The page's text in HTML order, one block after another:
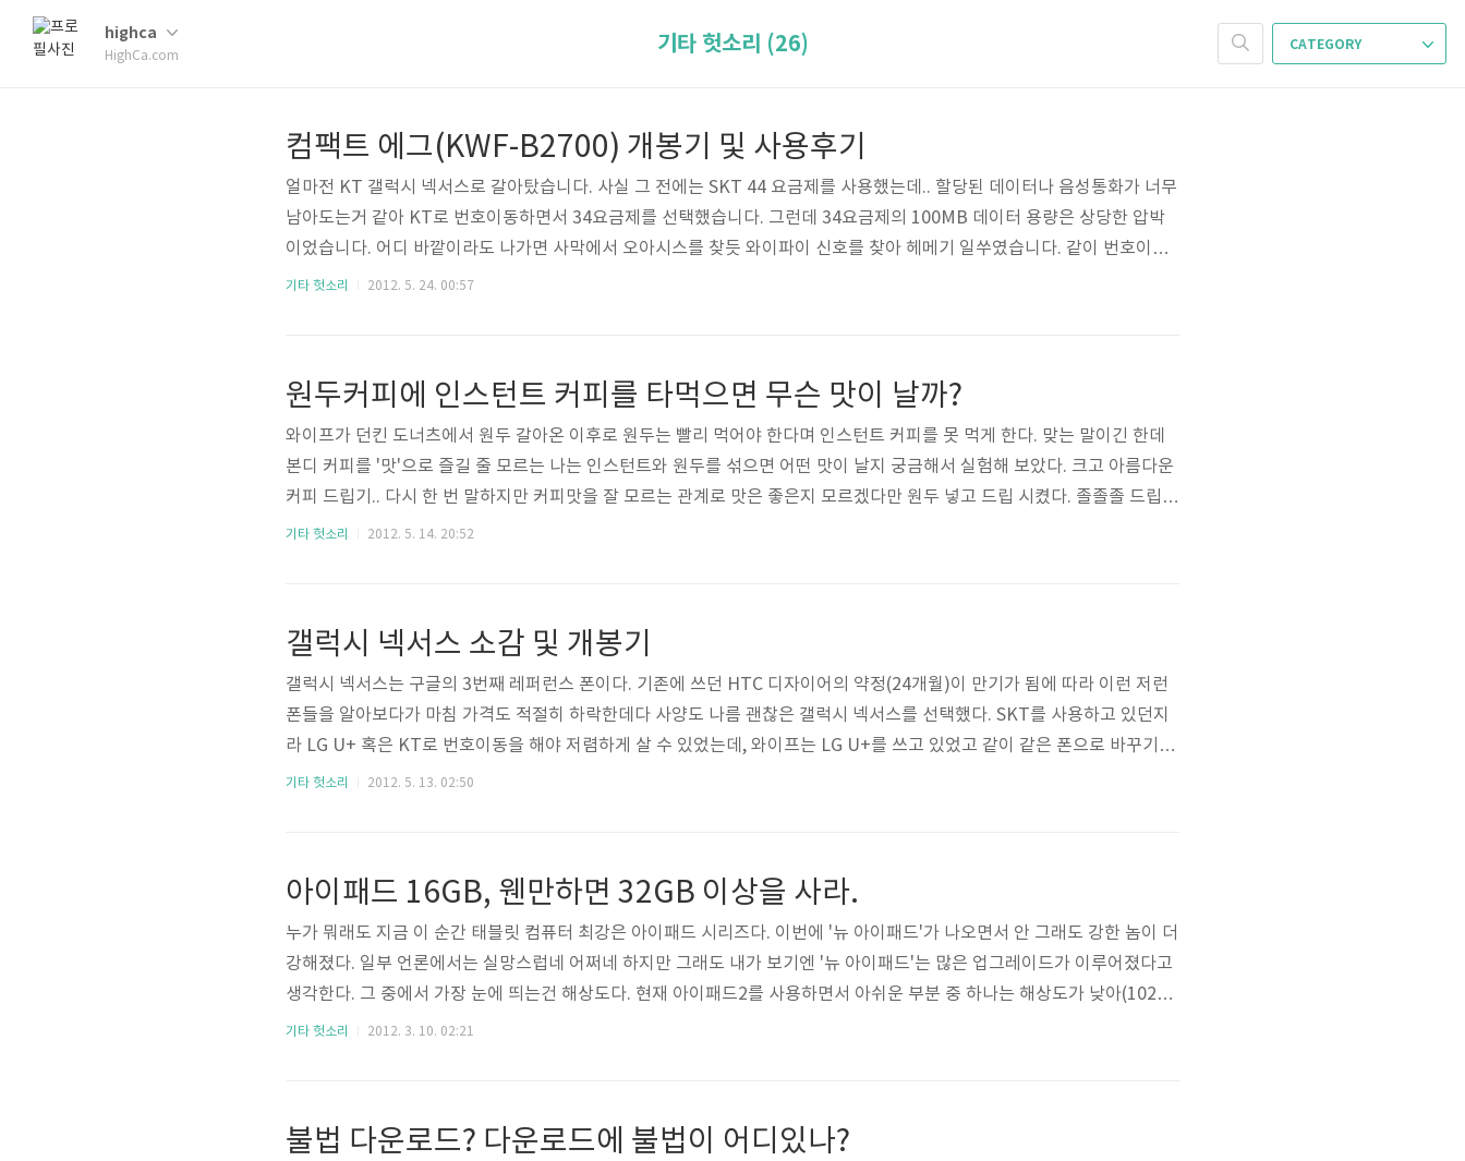
highca
HighCa.com
CATEGORY
기타 헛소리 (26)
컴팩트 에그(KWF-B2700) 개봉기 및 사용후기
얼마전 KT 갤럭시 넥서스로 갈아탔습니다. 사실 그 전에는 SKT 44 요금제를 사용했는데.. 할당된 데이터나 음성통화가 너무
남아도는거 같아 KT로 번호이동하면서 34요금제를 선택했습니다. 그런데 34요금제의 100MB 데이터 용량은 상당한 압박
이었습니다. 어디 바깥이라도 나가면 사막에서 오아시스를 찾듯 와이파이 신호를 찾아 헤메기 일쑤였습니다. 같이 번호이동
한 와이프 역시 사정은 마찬가지였습니다. 그래서 44 요금제로 바꿀까 하는 생각도 했지만, 두 사람이 모두 바꾸면 2만원 가
기타 헛소리 2012. 5. 24. 00:57
원두커피에 인스턴트 커피를 타먹으면 무슨 맛이 날까?
와이프가 던킨 도너츠에서 원두 갈아온 이후로 원두는 빨리 먹어야 한다며 인스턴트 커피를 못 먹게 한다. 맞는 말이긴 한데
본디 커피를 '맛'으로 즐길 줄 모르는 나는 인스턴트와 원두를 섞으면 어떤 맛이 날지 궁금해서 실험해 보았다. 크고 아름다운
커피 드립기.. 다시 한 번 말하지만 커피맛을 잘 모르는 관계로 맛은 좋은지 모르겠다만 원두 넣고 드립 시켰다. 졸졸졸 드립
중.. 그리고 넣을 인스턴트 커피는 요즘 김태희가 광고하는 바로 그 것.. (카제인 나트륨 드립으로 논란의 대상이 됐던 그 제품
기타 헛소리 2012. 5. 14. 20:52
갤럭시 넥서스 소감 및 개봉기
갤럭시 넥서스는 구글의 3번째 레퍼런스 폰이다. 기존에 쓰던 HTC 디자이어의 약정(24개월)이 만기가 됨에 따라 이런 저런
폰들을 알아보다가 마침 가격도 적절히 하락한데다 사양도 나름 괜찮은 갤럭시 넥서스를 선택했다. SKT를 사용하고 있던지
라 LG U+ 혹은 KT로 번호이동을 해야 저렴하게 살 수 있었는데, 와이프는 LG U+를 쓰고 있었고 같이 같은 폰으로 바꾸기로
한지라 번호이동이 둘 다 가능한 KT를 선택했다. 기술 사양 화면 4.65인치 HD(1280 x 720) 슈퍼 아몰레드(AMOLED) 커브
기타 헛소리 2012. 5. 13. 02:50
아이패드 16GB, 웬만하면 32GB 이상을 사라.
누가 뭐래도 지금 이 순간 태블릿 컴퓨터 최강은 아이패드 시리즈다. 이번에 '뉴 아이패드'가 나오면서 안 그래도 강한 놈이 더
강해졌다. 일부 언론에서는 실망스럽네 어쩌네 하지만 그래도 내가 보기엔 '뉴 아이패드'는 많은 업그레이드가 이루어졌다고
생각한다. 그 중에서 가장 눈에 띄는건 해상도다. 현재 아이패드2를 사용하면서 아쉬운 부분 중 하나는 해상도가 낮아(1024x
768) 웹페이지를 확대하지 않으면 가독성이 상당히 떨어지는 것이다. 제목에 아이패드 16GB 사지말란 이야기를 해놓고 해
기타 헛소리 2012. 3. 10. 02:21
불법 다운로드? 다운로드에 불법이 어디있나?